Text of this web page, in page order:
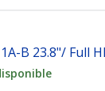
B 23.8"/ Full